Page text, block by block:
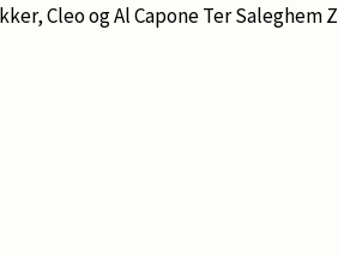
Cleo og Al Capone Ter Saleghem Z